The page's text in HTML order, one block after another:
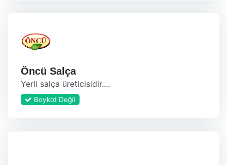
Öncü Salça
Yerli salça üreticisidir....
Boykot Değil